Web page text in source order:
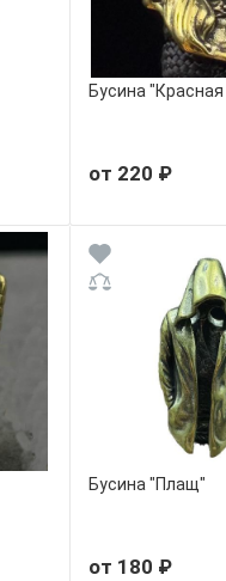
Бусина
от 220 ₽
Бусина "Плащ"
от 180 ₽